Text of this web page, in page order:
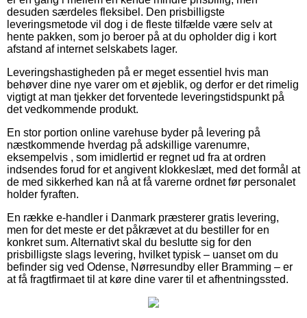
desuden særdeles fleksibel. Den prisbilligste
leveringsmetode vil dog i de fleste tilfælde være selv at
hente pakken, som jo beroer på at du opholder dig i kort
afstand af internet selskabets lager.
Leveringshastigheden på er meget essentiel hvis man
behøver dine nye varer om et øjeblik, og derfor er det rimelig
vigtigt at man tjekker det forventede leveringstidspunkt på
det vedkommende produkt.
En stor portion online varehuse byder på levering på
næstkommende hverdag på adskillige varenumre,
eksempelvis , som imidlertid er regnet ud fra at ordren
indsendes forud for et angivent klokkeslæt, med det formål at
de med sikkerhed kan nå at få varerne ordnet før personalet
holder fyraften.
En række e-handler i Danmark præsterer gratis levering,
men for det meste er det påkrævet at du bestiller for en
konkret sum. Alternativt skal du beslutte sig for den
prisbilligste slags levering, hvilket typisk – uanset om du
befinder sig ved Odense, Nørresundby eller Bramming – er
at få fragtfirmaet til at køre dine varer til et afhentningssted.